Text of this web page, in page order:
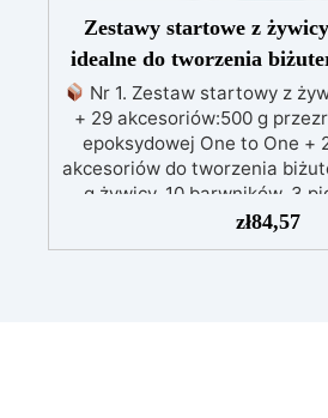
Zestawy startowe z
idealne do tworzenia
Nr 1. Zestaw startowy z
+ 29 akcesoriów:500 g
epoksydowej One to One +
akcesoriów do tworzenia
g żywicy, 10 barwników, 3
Nr 2. Zestaw startowy z
zł84,57